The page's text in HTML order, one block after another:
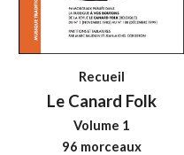
Recueil
Le Canard Folk
Volume 1
96 morceaux